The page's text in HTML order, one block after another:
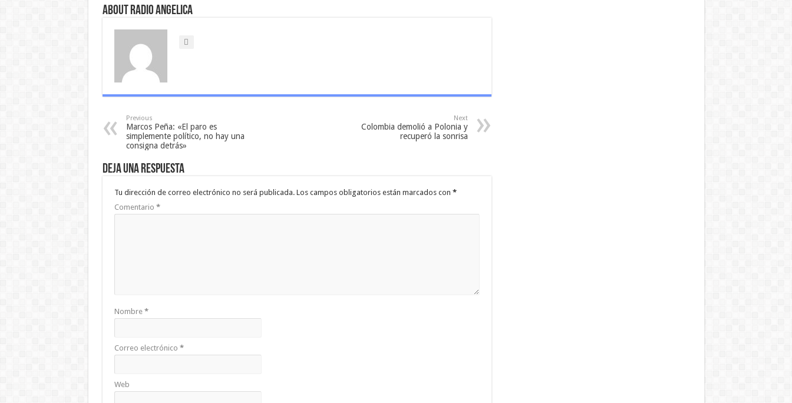
About Radio Angelica
Previous
Marcos Peña: «El paro es
simplemente político, no hay una
consigna detrás»
Next
Colombia demolió a Polonia y
recuperó la sonrisa
Deja una respuesta
Tu dirección de correo electrónico no será publicada. Los campos obligatorios están marcados con *
Comentario *
Nombre *
Correo electrónico *
Web